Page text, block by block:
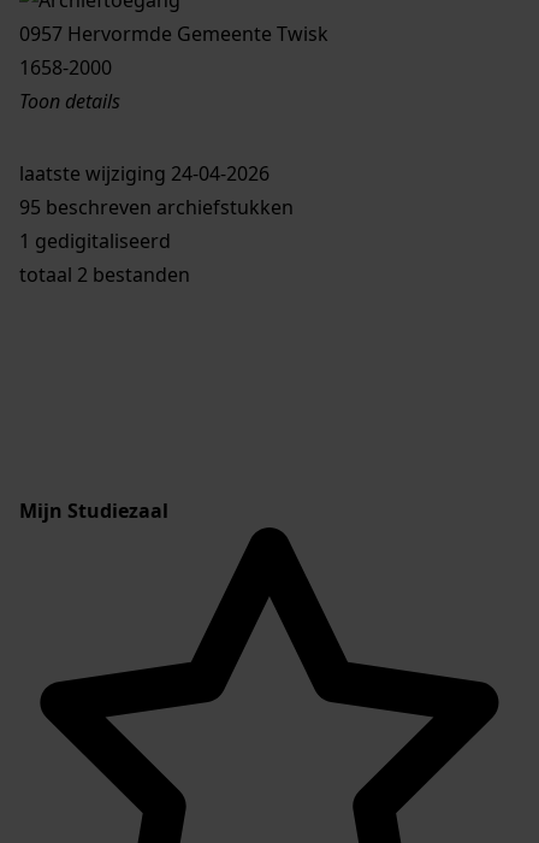
0957 Hervormde Gemeente Twisk
1658-2000
Toon details
Datering:
1658-2000
Plaats:
Twisk
Creative Commons (CC BY-SA 4.0)
beperkt, stukken jonger dan 50 jaar niet openbaar
B. van der Saag (1976), P. Boon (1981, 1995, 2004), J.
Boshouwer (2023)
Categorie:
Religie en Levensbeschouwing
laatste wijziging 24-04-2026
95 beschreven archiefstukken
1 gedigitaliseerd
totaal 2 bestanden
Mijn Studiezaal